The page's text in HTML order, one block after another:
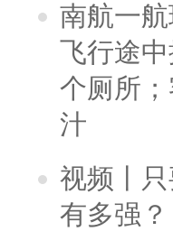
南航一
飞行途
个厕所
汁
视频丨
有多强？